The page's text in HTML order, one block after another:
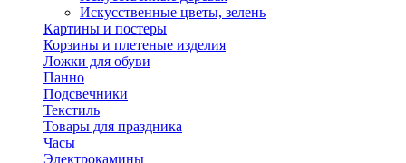
Искусственные цветы, зелень
Картины и постеры
Корзины и плетеные изделия
Ложки для обуви
Панно
Подсвечники
Текстиль
Товары для праздника
Часы
Электрокамины